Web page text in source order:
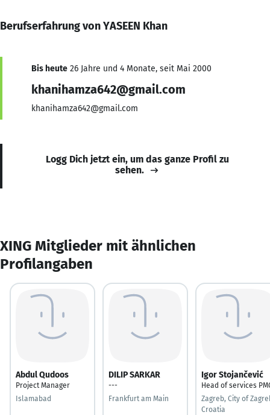
Berufserfahrung von YASEEN Khan
Bis heute 26 Jahre und 4 Monate, seit Mai 2000
khanihamza642@gmail.com
khanihamza642@gmail.com
Logg Dich jetzt ein, um das ganze Profil zu
sehen.
XING Mitglieder mit ähnlichen
Profilangaben
Abdul Qudoos
Project Manager
Islamabad
DILIP SARKAR
---
Frankfurt am Main
Igor Stojančević
Head of services
Zagreb, City of
Croatia